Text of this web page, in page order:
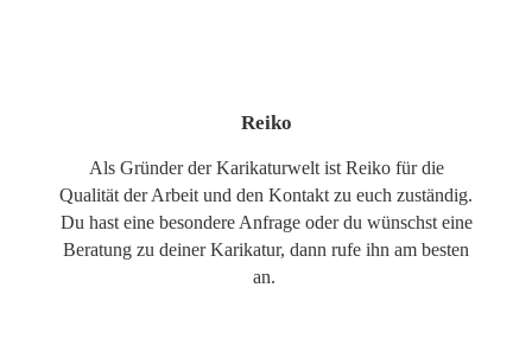
Reiko
Als Gründer der Karikaturwelt ist Reiko für die
Qualität der Arbeit und den Kontakt zu euch zuständig.
Du hast eine besondere Anfrage oder du wünschst eine
Beratung zu deiner Karikatur, dann rufe ihn am besten
an.